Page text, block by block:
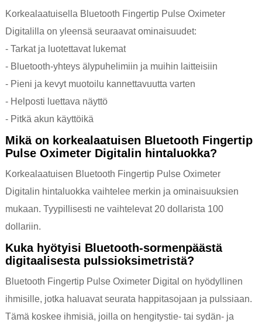
Korkealaatuisella Bluetooth Fingertip Pulse Oximeter
Digitalilla on yleensä seuraavat ominaisuudet:
- Tarkat ja luotettavat lukemat
- Bluetooth-yhteys älypuhelimiin ja muihin laitteisiin
- Pieni ja kevyt muotoilu kannettavuutta varten
- Helposti luettava näyttö
- Pitkä akun käyttöikä
Mikä on korkealaatuisen Bluetooth Fingertip
Pulse Oximeter Digitalin hintaluokka?
Korkealaatuisen Bluetooth Fingertip Pulse Oximeter
Digitalin hintaluokka vaihtelee merkin ja ominaisuuksien
mukaan. Tyypillisesti ne vaihtelevat 20 dollarista 100
dollariin.
Kuka hyötyisi Bluetooth-sormenpäästä
digitaalisesta pulssioksimetristä?
Bluetooth Fingertip Pulse Oximeter Digital on hyödyllinen
ihmisille, jotka haluavat seurata happitasojaan ja pulssiaan.
Tämä koskee ihmisiä, joilla on hengitystie- tai sydän- ja